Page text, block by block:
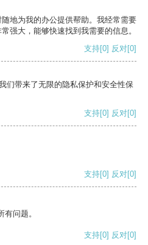
地为我的办公提供帮助。我经常需要
强大，能够快速找到我需要的信息。
支持[0] 反对[0]
们带来了无限的隐私保护和安全性保
支持[0] 反对[0]
支持[0] 反对[0]
问题。
支持[0] 反对[0]